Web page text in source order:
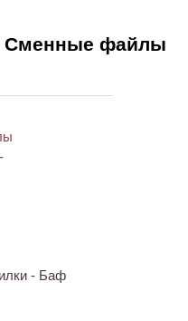
Сменные файлы
- Баф